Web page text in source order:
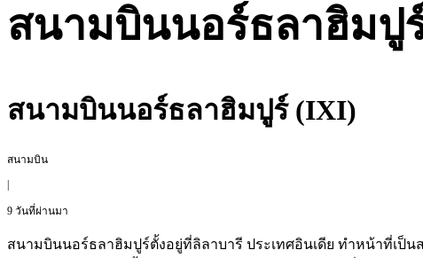
สนามบินนอร์ธลาฮิมปู
สนามบินนอร์ธลาฮิมปูร์ (IXI)
สนามบิน
9 วันที่ผ่านมา
สนามบินนอร์ธลาฮิมปูร์ตั้งอยู่ที่ลิลาบารี ประเทศอินเดีย ทำหน้าที่เป็